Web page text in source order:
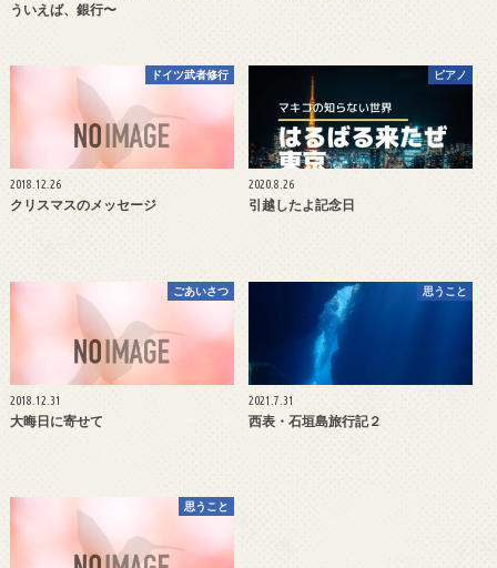
ういえば、銀行〜
ドイツ武者修行
2018.12.26
クリスマスのメッセージ
ピアノ
2020.8.26
引越したよ記念日
ごあいさつ
2018.12.31
大晦日に寄せて
思うこと
2021.7.31
西表・石垣島旅行記２
思うこと